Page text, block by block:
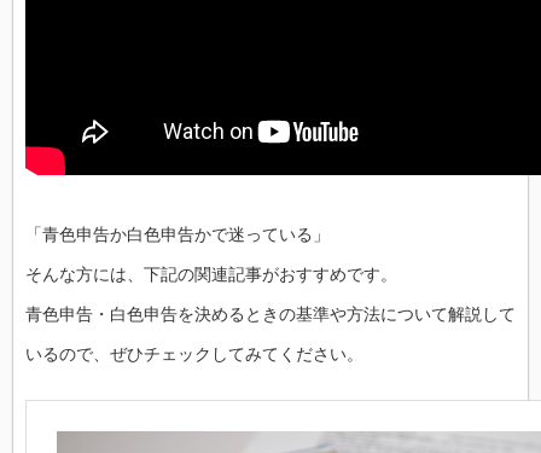
「青色申告か白色申告かで迷っている」
そんな方には、下記の関連記事がおすすめです。
青色申告・白色申告を決めるときの基準や方法について解説して
いるので、ぜひチェックしてみてください。